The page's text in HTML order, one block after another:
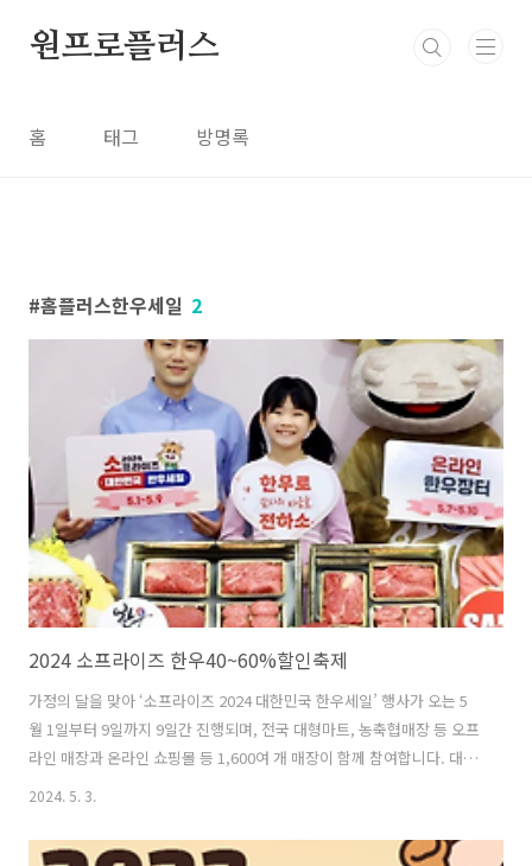
원프로플러스
홈 태그 방명록
홈플러스한우세일 2
2024 소프라이즈 한우40~60%할인축제
가정의 달을 맞아 ‘소프라이즈 2024 대한민국 한우세일’ 행사가 오는 5
월 1일부터 9일까지 9일간 진행되며, 전국 대형마트, 농축협매장 등 오프
라인 매장과 온라인 쇼핑몰 등 1,600여 개 매장이 함께 참여합니다. 대형
유통매장 정상가 대비 40~60% 할인된 가격에 판매하는 이번 행사는 전
으니, 지출 많은 가정의 달을 맞아 고물가 대비 가성비 있게 한우쇼핑 기
2024. 5. 3.